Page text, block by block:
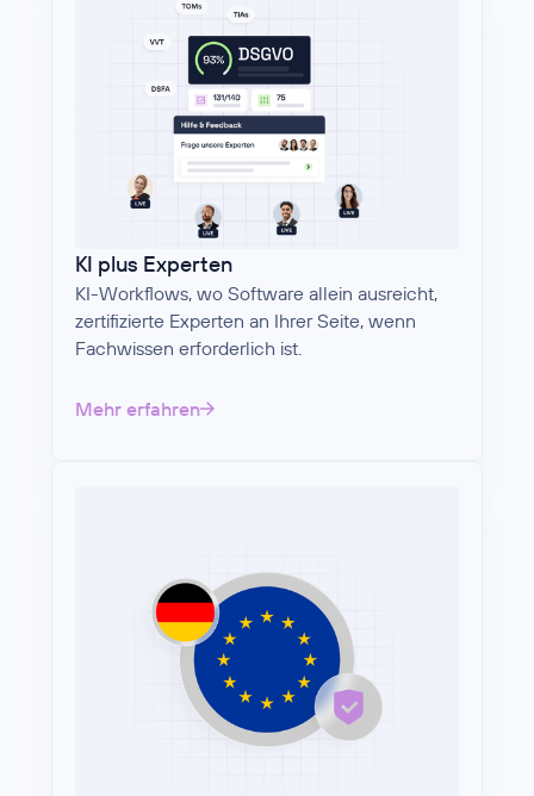
KI plus Experten
KI-Workflows, wo Software allein ausreicht,
zertifizierte Experten an Ihrer Seite, wenn
Fachwissen erforderlich ist.
Mehr erfahren